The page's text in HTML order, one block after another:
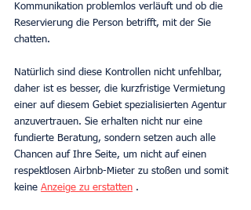
Kommunikation problemlos verläuft und ob die
Reservierung die Person betrifft, mit der Sie
chatten.
Natürlich sind diese Kontrollen nicht unfehlbar,
daher ist es besser, die kurzfristige Vermietung
einer auf diesem Gebiet spezialisierten Agentur
anzuvertrauen. Sie erhalten nicht nur eine
fundierte Beratung, sondern setzen auch alle
Chancen auf Ihre Seite, um nicht auf einen
respektlosen Airbnb-Mieter zu stoßen und somit
keine Anzeige zu erstatten .